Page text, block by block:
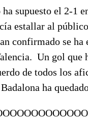
supuesto el 2-1
estallar al
confirmado se
Un gol que
de todos los
ha